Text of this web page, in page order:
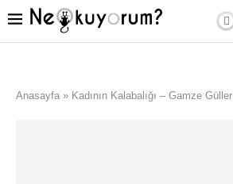
Anasayfa » Kadının Kalabalığı – Gamze Güller